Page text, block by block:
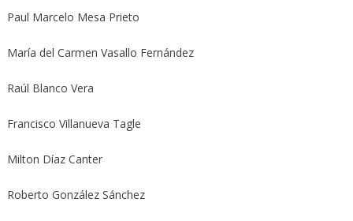
Paul Marcelo Mesa Prieto
María del Carmen Vasallo Fernández
Raúl Blanco Vera
Francisco Villanueva Tagle
Milton Díaz Canter
Roberto González Sánchez